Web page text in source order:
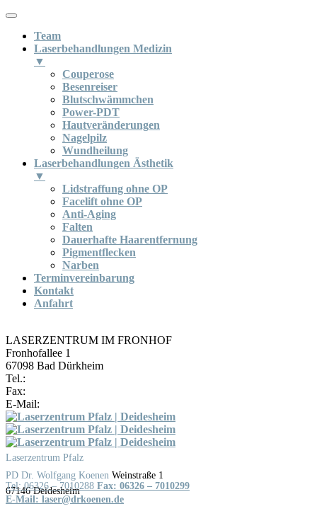
Team
Laserbehandlungen Medizin
▼
Couperose
Besenreiser
Blutschwämmchen
Power-PDT
Hautveränderungen
Nagelpilz
Wundheilung
Laserbehandlungen Ästhetik
▼
Lidstraffung ohne OP
Facelift ohne OP
Anti-Aging
Falten
Dauerhafte Haarentfernung
Pigmentflecken
Narben
Terminvereinbarung
Kontakt
Anfahrt
LASERZENTRUM IM FRONHOF
Fronhofallee 1
67098 Bad Dürkheim
Tel.:
Fax:
E-Mail:
Skip
to
content
Laserzentrum Pfalz
Weinstraße 1
Tel: 06326 – 7010288 Fax: 06326 – 7010299